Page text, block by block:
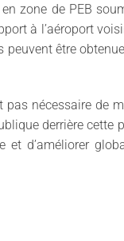
zone de PEB
à l’aéroport
être
nécessaire de
derrière cette
d’améliorer